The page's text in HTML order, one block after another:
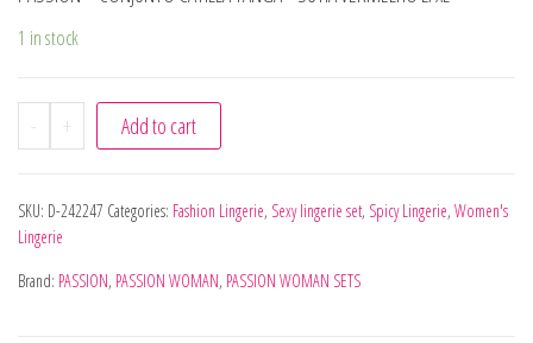
1 in stock
- + Add to cart
SKU: D-242247 Categories: Fashion Lingerie, Sexy lingerie set, Spicy Lingerie, Women's
Lingerie
Brand: PASSION, PASSION WOMAN, PASSION WOMAN SETS